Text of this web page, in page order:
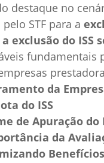
destaque no
STF para a
a exclusão do ISS
fundamentais
da
do ISS
de Apuração do
da